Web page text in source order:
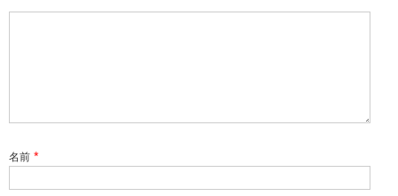
名前 *